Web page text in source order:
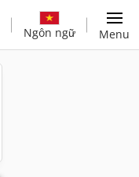
Ngôn ngữ Menu